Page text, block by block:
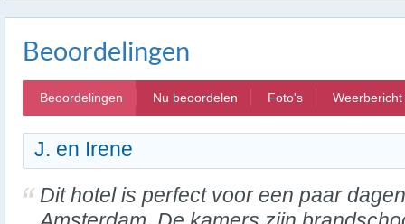
Beoordelingen
Beoordelingen Nu beoordelen Foto's Weerbericht
J. en Irene
Dit hotel is perfect voor een paar